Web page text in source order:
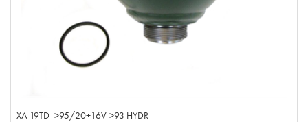
XA 19TD ->95/20+16V->93 HYDR